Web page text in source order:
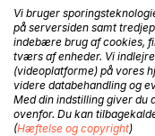
BESKRIVELSE
Vi bruger
på serversiden samt
indebære brug af cookies,
tværs af enheder. Vi
(videoplatforme) på vores
videre databehandling og
Med din indstilling giver du
ovenfor. Du kan
(Hæftelse og copyright)